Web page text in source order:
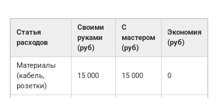
Статья
расходов
Своими
руками
(руб)
С
мастером
(руб)
Экономия
(руб)
Материалы
(кабель,
розетки)
15 000 15 000 0